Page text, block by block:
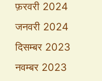
फ़रवरी 2024
जनवरी 2024
दिसम्बर 2023
नवम्बर 2023